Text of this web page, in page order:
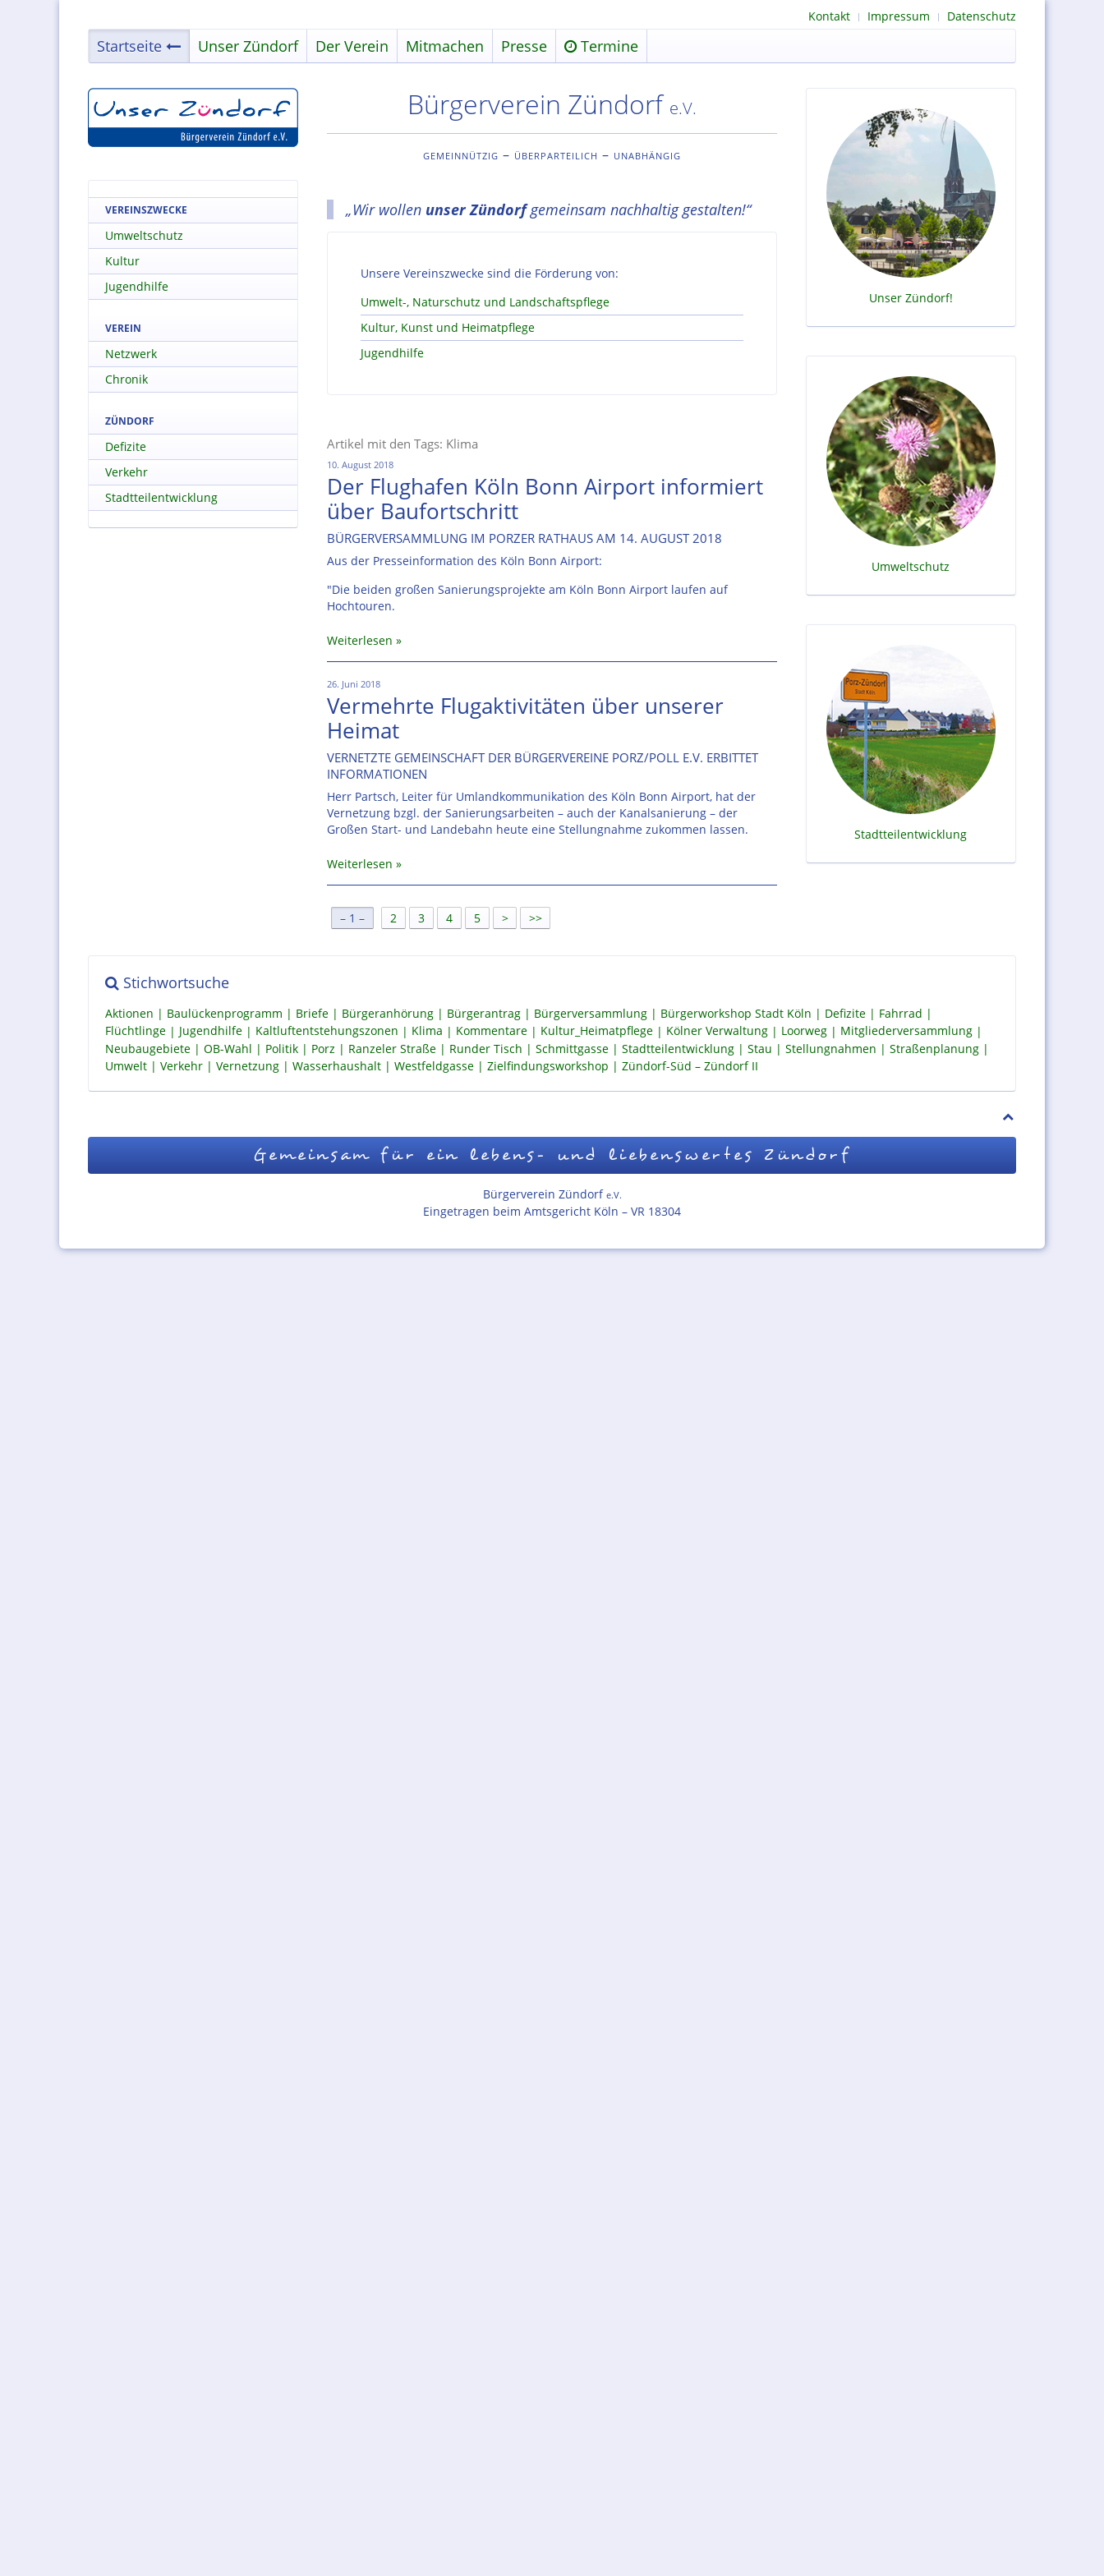
Kontakt Impressum Datenschutz
Startseite Unser Zündorf Der Verein Mitmachen Presse Termine
Bürgerverein Zündorf e.V.
gemeinnützig – überparteilich – unabhängig
„Wir wollen unser Zündorfgemeinsam nachhaltig gestalten!“
Unsere Vereinszwecke sind die Förderung von:
Umwelt-, Naturschutz und Landschaftspflege
Kultur, Kunst und Heimatpflege
Jugendhilfe
Artikel mit den Tags: Klima
10. August 2018
Der Flughafen Köln Bonn Airport informiert
über Baufortschritt
BÜRGERVERSAMMLUNG IM PORZER RATHAUS AM 14. AUGUST 2018
Aus der Presseinformation des Köln Bonn Airport:
"Die beiden großen Sanierungsprojekte am Köln Bonn Airport laufen auf
Hochtouren.
Weiterlesen
26. Juni 2018
Vermehrte Flugaktivitäten über unserer
Heimat
VERNETZTE GEMEINSCHAFT DER BÜRGERVEREINE PORZ/POLL E.V. ERBITTET
INFORMATIONEN
Herr Partsch, Leiter für Umlandkommunikation des Köln Bonn Airport, hat der
Vernetzung bzgl. der Sanierungsarbeiten – auch der Kanalsanierung – der
Großen Start- und Landebahn heute eine Stellungnahme zukommen lassen.
Weiterlesen
1 2 3 4 5 > >>
VEREINSZWECKE
Umweltschutz
Kultur
Jugendhilfe
VEREIN
Netzwerk
Chronik
ZÜNDORF
Defizite
Verkehr
Stadtteilentwicklung
Unser Zündorf!
Umweltschutz
Stadtteilentwicklung
Stichwortsuche
Aktionen Baulückenprogramm Briefe Bürgeranhörung Bürgerantrag Bürgerversammlung Bürgerworkshop Stadt Köln Defizite
Fahrrad
Flüchtlinge
Jugendhilfe Kaltluftentstehungszonen Klima Kommentare Kultur_Heimatpflege Kölner Verwaltung Loorweg
Mitgliederversammlung
Neubaugebiete
OB-Wahl Politik Porz Ranzeler Straße Runder Tisch Schmittgasse Stadtteilentwicklung Stau Stellungnahmen
Straßenplanung
Umwelt
Verkehr Vernetzung Wasserhaushalt Westfeldgasse Zielfindungsworkshop Zündorf-Süd – Zündorf II
Gemeinsam für ein lebens- und liebenswertes Zündorf
Bürgerverein Zündorf e.V.
Eingetragen beim Amtsgericht Köln – VR 18304